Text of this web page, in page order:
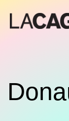
content